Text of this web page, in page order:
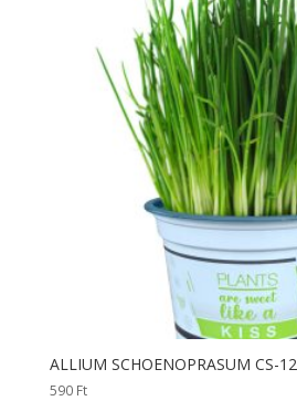
ALLIUM SCHOENOPRASUM CS-12
590 Ft